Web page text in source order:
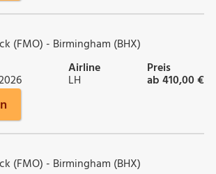
(FMO) - Birmingham (BHX)
Airline
LH
Preis
ab 410,00 €
(FMO) - Birmingham (BHX)